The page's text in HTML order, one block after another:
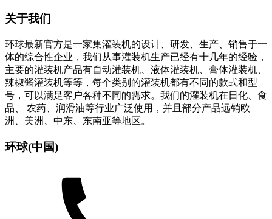
关于我们
环球最新官方是一家集灌装机的设计、研发、生产、销售于一
体的综合性企业，我们从事灌装机生产已经有十几年的经验，
主要的灌装机产品有自动灌装机、液体灌装机、膏体灌装机、
辣椒酱灌装机等等，每个类别的灌装机都有不同的款式和型
号，可以满足客户各种不同的需求。我们的灌装机在日化、食
品、 农药、润滑油等行业广泛使用，并且部分产品远销欧
洲、美洲、中东、东南亚等地区。
环球(中国)